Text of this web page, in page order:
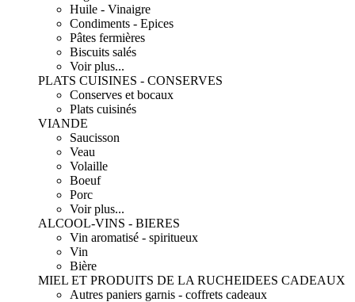
Huile - Vinaigre
Condiments - Epices
Pâtes fermières
Biscuits salés
Voir plus...
PLATS CUISINES - CONSERVES
Conserves et bocaux
Plats cuisinés
VIANDE
Saucisson
Veau
Volaille
Boeuf
Porc
Voir plus...
ALCOOL-VINS - BIERES
Vin aromatisé - spiritueux
Vin
Bière
MIEL ET PRODUITS DE LA RUCHEIDEES CADEAUX
Autres paniers garnis - coffrets cadeaux